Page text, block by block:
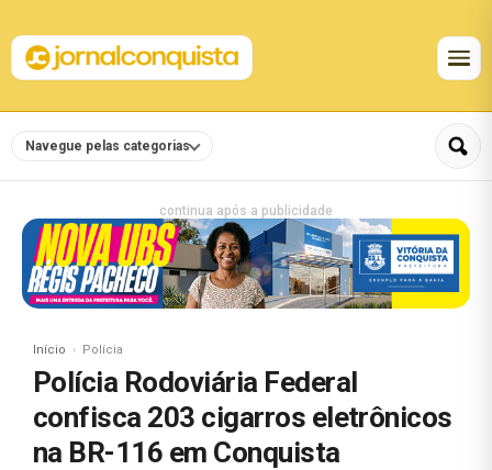
Navegue pelas categorias
continua após a publicidade
Início Polícia
Polícia Rodoviária Federal
confisca 203 cigarros eletrônicos
na BR-116 em Conquista